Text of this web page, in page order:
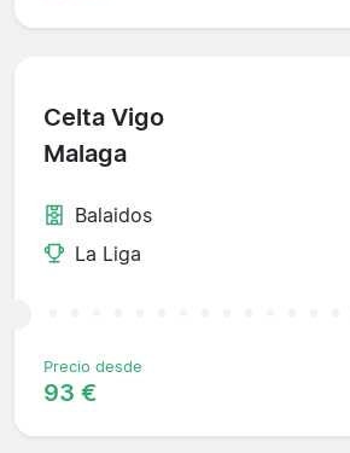
Celta Vigo
Malaga
Balaidos
La Liga
Precio desde
93 €